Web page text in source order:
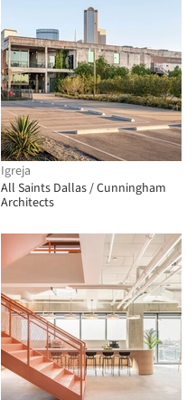
Igreja
All Saints Dallas / Cunningham
Architects